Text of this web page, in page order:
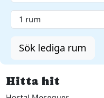
Sök lediga rum
Hitta hit